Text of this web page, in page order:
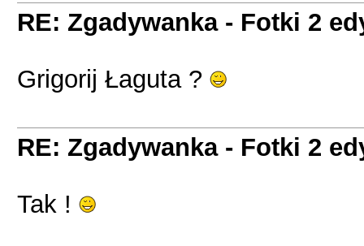
RE: Zgadywanka - Fotki 2
Grigorij Łaguta ?
RE: Zgadywanka - Fotki 2
Tak !